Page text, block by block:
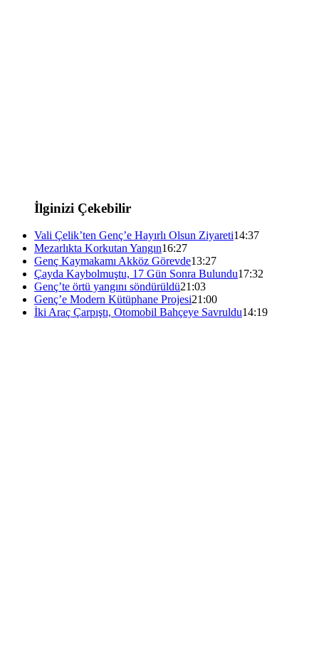
İlginizi Çekebilir
Vali Çelik’ten Genç’e Hayırlı Olsun Ziyareti14:37
Mezarlıkta Korkutan Yangın16:27
Genç Kaymakamı Akköz Görevde13:27
Çayda Kaybolmuştu, 17 Gün Sonra Bulundu17:32
Genç’te örtü yangını söndürüldü21:03
Genç’e Modern Kütüphane Projesi21:00
İki Araç Çarpıştı, Otomobil Bahçeye Savruldu14:19